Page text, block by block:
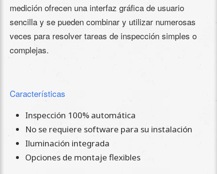
medición ofrecen una interfaz gráfica de usuario
sencilla y se pueden combinar y utilizar numerosas
veces para resolver tareas de inspección simples o
complejas.
Características
Inspección 100% automática
No se requiere software para su instalación
Iluminación integrada
Opciones de montaje flexibles